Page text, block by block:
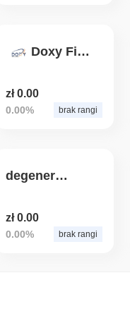
Doxy Finance
zł 0.00
0.00% brak rangi
degenerate.tools
zł 0.00
0.00% brak rangi